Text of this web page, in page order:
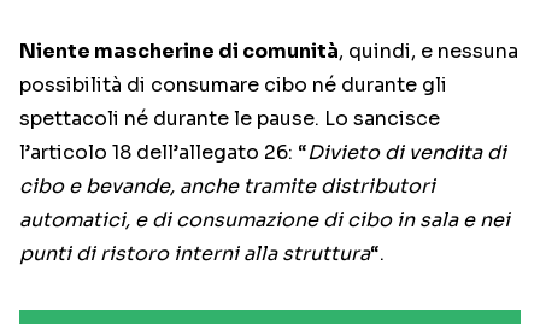
Niente mascherine di comunità, quindi, e nessuna
possibilità di consumare cibo né durante gli
spettacoli né durante le pause. Lo sancisce
l’articolo 18 dell’allegato 26: “Divieto di vendita di
cibo e bevande, anche tramite distributori
automatici, e di consumazione di cibo in sala e nei
punti di ristoro interni alla struttura“.